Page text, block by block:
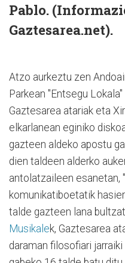
Pablo.
Gaztesarea.net).
Atzo aurkeztu zen
Parkean "Entsegu
Gaztesarea atariak eta
elkarlanean eginiko
gazteen aldeko apostu
dien taldeen alderko
antolatzaileen esanetan,
komunikatiboetatik
talde gazteen lana
Musikalek, Gaztesarea
daraman filosofiari